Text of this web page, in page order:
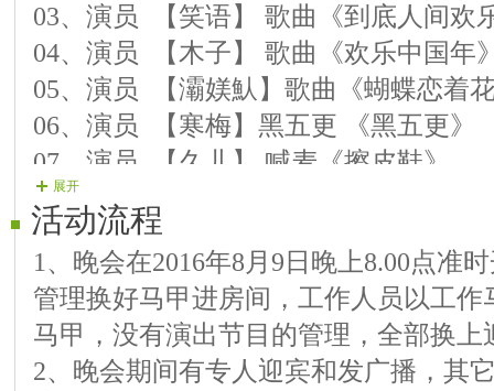
03、演员 【笑语】 歌曲《到底人间欢
04、演员 【木子】 歌曲《欢乐中国年
05、演员 【灞媄魜】歌曲《蝴蝶恋着
06、演员 【寒梅】黑五更 《黑五更》
07、演员 【久儿】 喊麦《擦皮鞋》
08、演员 【雪狼】 歌曲《忘不了你的
09、演员 【君上】 歌曲《龙宝我爱你
10、演员 【流星】 舞蹈《马背上的情
11、演员 【紫默】歌曲《把你等待》
12、演员 【蝴蝶兰】 歌曲《最美江南
13、演员 【小月】 歌曲《我的吻不到
展开
活动流程
1、晚会在2016年8月9日晚上8.00点准
管理换好马甲进房间，工作人员以工
马甲，没有演出节目的管理，全部换上
2、晚会期间有专人迎宾和发广播，其